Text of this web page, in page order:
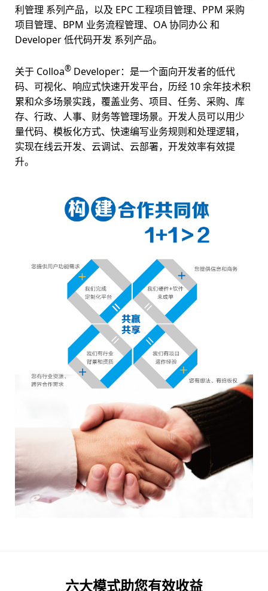
利管理 系列产品，以及 EPC 工程项目管理、PPM 采购
项目管理、BPM 业务流程管理、OA 协同办公 和
Developer 低代码开发 系列产品。
关于 Colloa® Developer：是一个面向开发者的低代
码、可视化、响应式快速开发平台，历经 10 余年技术积
累和众多场景实践，覆盖业务、项目、任务、采购、库
存、行政、人事、财务等管理场景。开发人员可以用少
量代码、模板化方式、快速编写业务规则和处理逻辑，
实现在线云开发、云调试、云部署，开发效率有效提
升。
六大模式助您有效收益